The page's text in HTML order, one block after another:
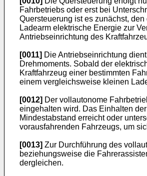
Fahrbetriebs oder erst bei
Quersteuerung ist es zunächst,
Ladearm elektrische Energie zur
Antriebseinrichtung des
[0011] Die Antriebseinrichtung
Drehmoments. Sobald der
Kraftfahrzeug einer bestimmten
einem vergleichsweise kleinen
[0012] Der vollautonome
eingehalten wird. Das Einhalten
Mindestabstand erreicht oder
vorausfahrenden Fahrzeugs, um
[0013] Zur Durchführung des
beziehungsweise die
dergleichen.